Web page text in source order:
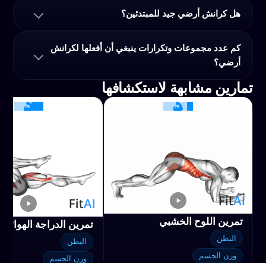
هل كرانش أرضي جيد للمبتدئين؟
كم عدد مجموعات وتكرارات ينبغي أن أفعلها لكرانش
أرضي؟
تمارين مشابهة لاستكشافها
تمرين اللوح الخشبي
البطن
وزن الجسم
تمرين الدراجة الهوائية
البطن
وزن الجسم